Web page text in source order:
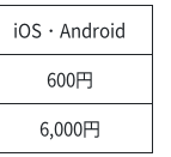
iOS・Android
600円
6,000円